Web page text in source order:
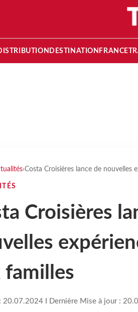
DESTINATION FRANCE
›Costa Croisières lance de nouvelles
Croisières
familles
20.07.2024 I Dernière Mise à jour :